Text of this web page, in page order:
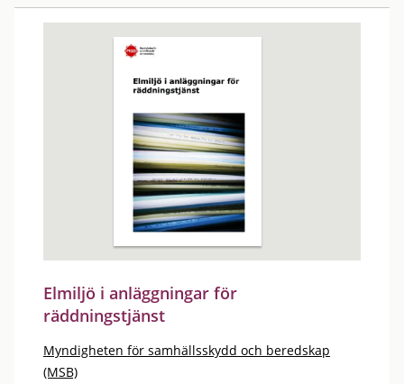
Elmiljö i anläggningar för
räddningstjänst
Myndigheten för samhällsskydd och beredskap
(MSB)